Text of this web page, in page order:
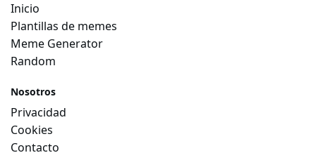
Inicio
Plantillas de memes
Meme Generator
Random
Nosotros
Privacidad
Cookies
Contacto